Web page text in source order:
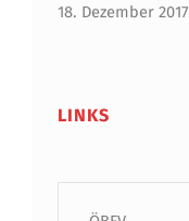
18. Dezember 2017
LINKS